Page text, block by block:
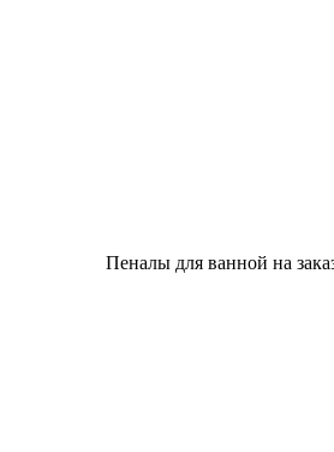
Пеналы для ванной на